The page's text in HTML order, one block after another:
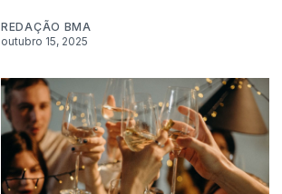
REDAÇÃO BMA
outubro 15, 2025